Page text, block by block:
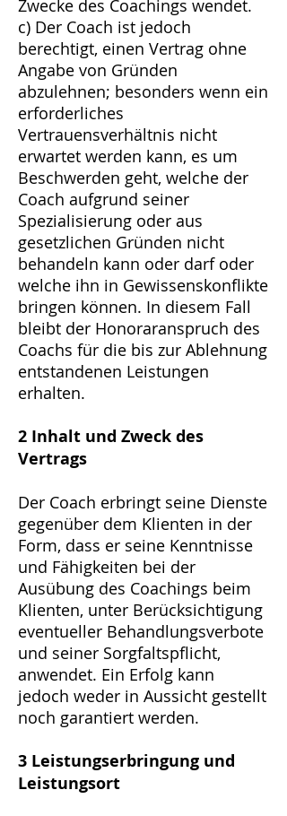
Zwecke des Coachings wendet.
c) Der Coach ist jedoch
berechtigt, einen Vertrag ohne
Angabe von Gründen
abzulehnen; besonders wenn ein
erforderliches
Vertrauensverhältnis nicht
erwartet werden kann, es um
Beschwerden geht, welche der
Coach aufgrund seiner
Spezialisierung oder aus
gesetzlichen Gründen nicht
behandeln kann oder darf oder
welche ihn in Gewissenskonflikte
bringen können. In diesem Fall
bleibt der Honoraranspruch des
Coachs für die bis zur Ablehnung
entstandenen Leistungen
erhalten.
2 Inhalt und Zweck des
Vertrags
Der Coach erbringt seine Dienste
gegenüber dem Klienten in der
Form, dass er seine Kenntnisse
und Fähigkeiten bei der
Ausübung des Coachings beim
Klienten, unter Berücksichtigung
eventueller Behandlungsverbote
und seiner Sorgfaltspflicht,
anwendet. Ein Erfolg kann
jedoch weder in Aussicht gestellt
noch garantiert werden.
3 Leistungserbringung und
Leistungsort